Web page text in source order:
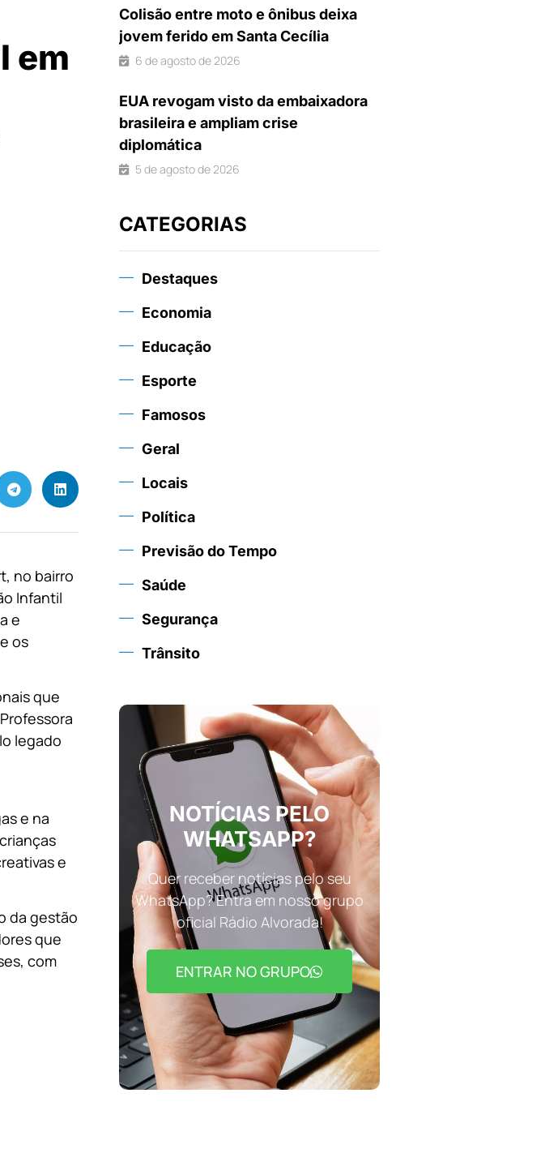
em
no bairro
Infantil
e
os
que
legado
e na
e
da gestão
que
com
Colisão entre moto e ônibus deixa
jovem ferido em Santa Cecília
6 de agosto de 2026
EUA revogam visto da embaixadora
brasileira e ampliam crise
diplomática
5 de agosto de 2026
CATEGORIAS
Destaques
Economia
Educação
Esporte
Famosos
Geral
Locais
Política
Previsão do Tempo
Saúde
Segurança
Trânsito
NOTÍCIAS PELO
WHATSAPP?
Quer receber notícias pelo seu
WhatsApp? Entra em nosso grupo
oficial Rádio Alvorada!
ENTRAR NO GRUPO